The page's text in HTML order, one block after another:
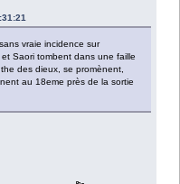
vraie incidence sur
Saori tombent dans une faille
des dieux, se promènent,
au 18eme près de la sortie